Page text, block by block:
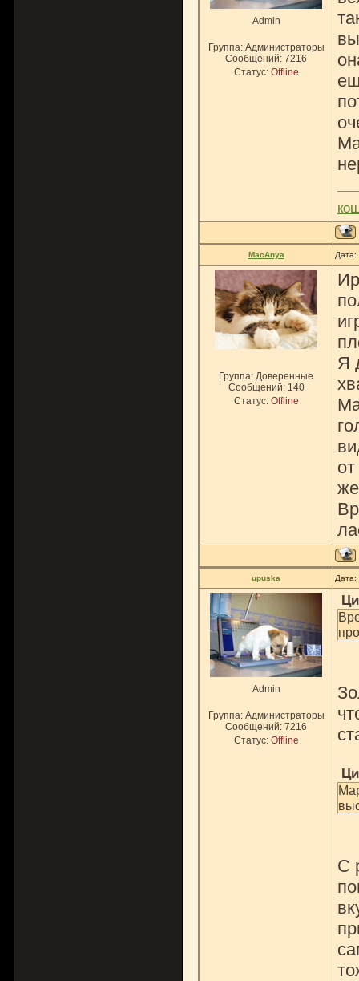
Admin
Группа: Администраторы
Сообщений: 7216
Статус: Offline
MacAnya
Группа: Доверенные
Сообщений: 140
Статус: Offline
Я
upuska
Admin
Группа: Администраторы
Сообщений: 7216
Статус: Offline
С